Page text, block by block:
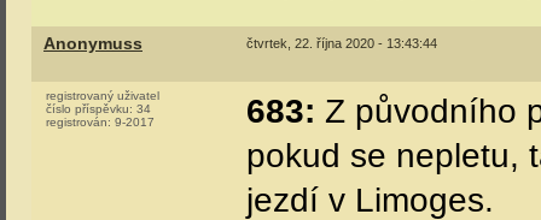
Anonymuss čtvrtek, 22. října 2020 - 13:43:44
registrovaný uživatel
číslo příspěvku: 34
registrován: 9-2017 683: Z původního
pokud se nepletu,
jezdí v Limoges.